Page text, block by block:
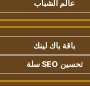
عالم الشباب
باقة باك لينك
تحسين SEO سلة